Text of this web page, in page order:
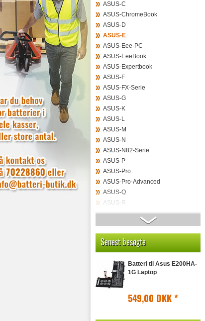
ASUS-C
ASUS-ChromeBook
ASUS-D
ASUS-E
ASUS-Eee-PC
ASUS-EeeBook
ASUS-Expertbook
ASUS-F
ASUS-FX-Serie
ASUS-G
ASUS-K
ASUS-L
ASUS-M
ASUS-N
ASUS-N82-Serie
ASUS-P
ASUS-Pro
ASUS-Pro-Advanced
ASUS-Q
ASUS-R
Asus-Rog
ASUS-T
ASUS-Taichi
ASUS-Transformer-Flip
ASUS-TUF-Gaming
ASUS-U
ASUS-Ultrabook
Senest besøgte
Batteri til Asus E200HA-
1G Laptop
549,00 DKK*